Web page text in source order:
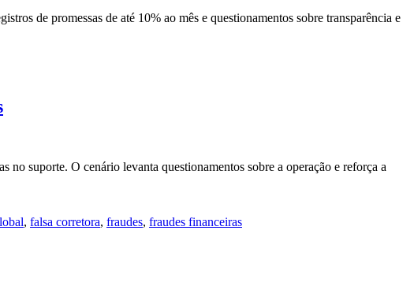
de promessas de até 10% ao mês e questionamentos sobre transparência e
suporte. O cenário levanta questionamentos sobre a operação e reforça a
, falsa corretora, fraudes, fraudes financeiras